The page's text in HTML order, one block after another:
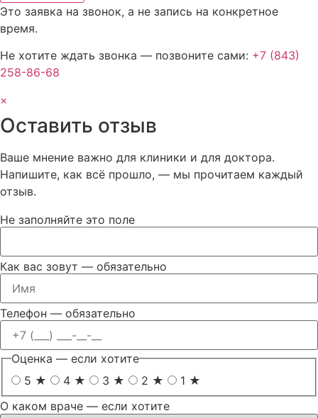
Это заявка на звонок, а не запись на конкретное
время.
Не хотите ждать звонка — позвоните сами: +7 (843)
258-86-68
×
Оставить отзыв
Ваше мнение важно для клиники и для доктора.
Напишите, как всё прошло, — мы прочитаем каждый
отзыв.
Не заполняйте это поле
Как вас зовут — обязательно
Телефон — обязательно
Оценка — если хотите
5 ★
4 ★ 3 ★ 2 ★
1 ★
О каком враче — если хотите